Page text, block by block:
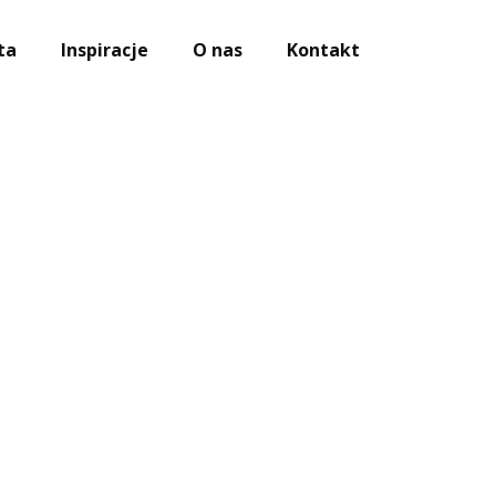
Inspiracje O nas Kontakt